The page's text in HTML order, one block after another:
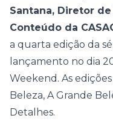
Santana, Diretor
Conteúdo da
a quarta edição da
lançamento no dia
Weekend. As
Beleza, A Grande
Detalhes.